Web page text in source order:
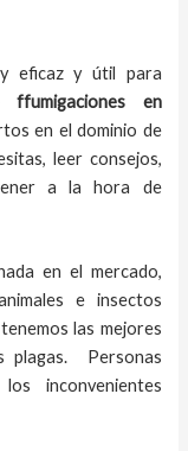
eficaz y útil para
ffumigaciones en
en el dominio de
leer consejos,
a la hora de
en el mercado,
e insectos
las mejores
plagas. Personas
inconvenientes